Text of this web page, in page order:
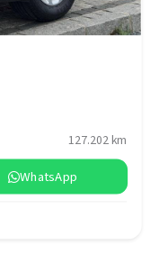
127.202 km
WhatsApp